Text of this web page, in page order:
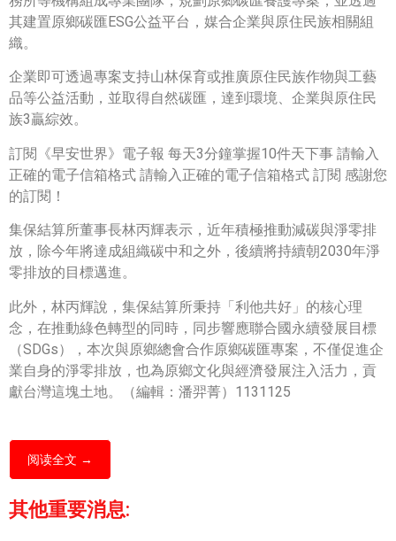
其建置原鄉碳匯ESG公益平台，媒合企業與原住民族相關組
織。
企業即可透過專案支持山林保育或推廣原住民族作物與工藝
品等公益活動，並取得自然碳匯，達到環境、企業與原住民
族3贏綜效。
訂閱《早安世界》電子報 每天3分鐘掌握10件天下事 請輸入
正確的電子信箱格式 請輸入正確的電子信箱格式 訂閱 感謝您
的訂閱！
集保結算所董事長林丙輝表示，近年積極推動減碳與淨零排
放，除今年將達成組織碳中和之外，後續將持續朝2030年淨
零排放的目標邁進。
此外，林丙輝說，集保結算所秉持「利他共好」的核心理
念，在推動綠色轉型的同時，同步響應聯合國永續發展目標
（SDGs），本次與原鄉總會合作原鄉碳匯專案，不僅促進企
業自身的淨零排放，也為原鄉文化與經濟發展注入活力，貢
獻台灣這塊土地。（編輯：潘羿菁）1131125
阅读全文 →
其他重要消息: